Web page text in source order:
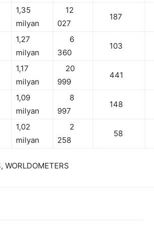
1,35
milyan
12
027
187
1,27
milyan
6
360
103
1,17
milyan
20
999
441
1,09
milyan
8
997
148
1,02
milyan
2
258
58
WORLDOMETERS